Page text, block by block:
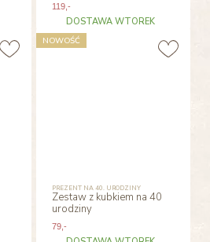
119 ,-
DOSTAWA WTOREK
PREZENT NA 40. URODZINY
Zestaw z kubkiem na 40
urodziny
79 ,-
NOWOŚĆ